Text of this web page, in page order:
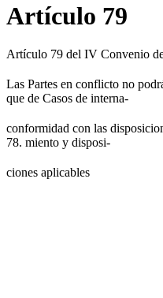
Artículo 79
Artículo 79 del IV Convenio
Las Partes en conflicto no
que de Casos de interna-
conformidad con las
78. miento y disposi-
ciones aplicables